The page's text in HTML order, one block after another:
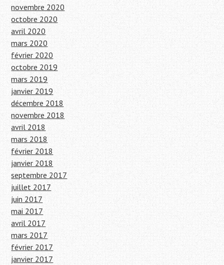
novembre 2020
octobre 2020
avril 2020
mars 2020
février 2020
octobre 2019
mars 2019
janvier 2019
décembre 2018
novembre 2018
avril 2018
mars 2018
février 2018
janvier 2018
septembre 2017
juillet 2017
juin 2017
mai 2017
avril 2017
mars 2017
février 2017
janvier 2017